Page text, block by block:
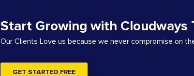
Start Growing with Cloudways
Our Clients Love us because we never compromise on
GET STARTED FREE